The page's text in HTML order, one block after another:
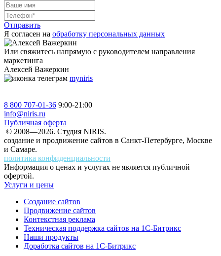
Отправить
Я согласен на обработку персональных данных
Или свяжитесь напрямую с руководителем направления
маркетинга
Алексей Важеркин
myniris
8 800 707-01-36 9:00-21:00
info@niris.ru
Публичная оферта
© 2008—2026. Студия NIRIS.
создание и продвижение сайтов в Санкт-Петербурге, Москве
и Самаре.
политика конфиденциальности
Информация о ценах и услугах не является публичной
офертой.
Услуги и цены
Создание сайтов
Продвижение сайтов
Контекстная реклама
Техническая поддержка сайтов на 1С-Битрикс
Наши продукты
Доработка сайтов на 1С-Битрикс